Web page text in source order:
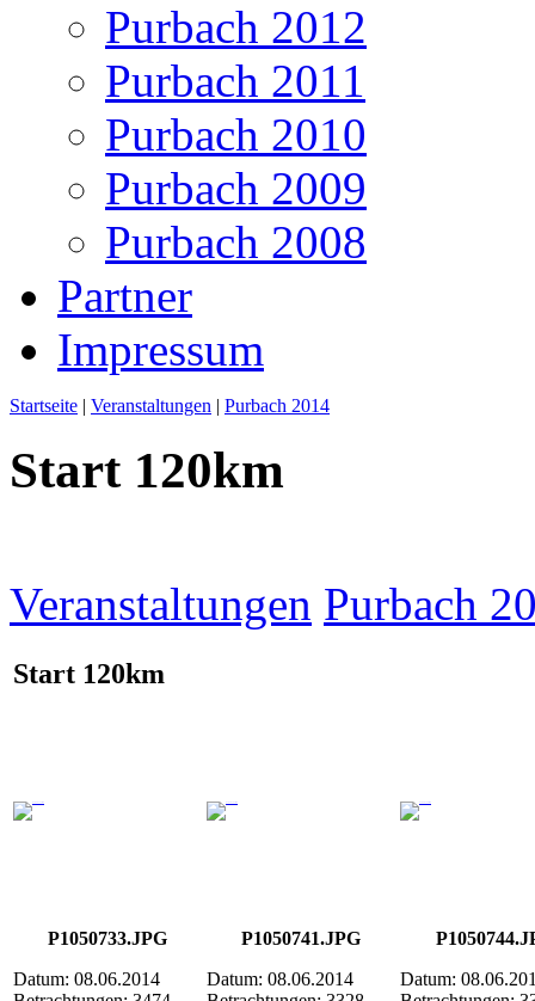
Purbach 2012
Purbach 2011
Purbach 2010
Purbach 2009
Purbach 2008
Partner
Impressum
Startseite | Veranstaltungen | Purbach 2014
Start 120km
Veranstaltungen Purbach
Start 120km
P1050733.JPG
Datum: 08.06.2014
P1050741.JPG
Datum: 08.06.2014
Datum: